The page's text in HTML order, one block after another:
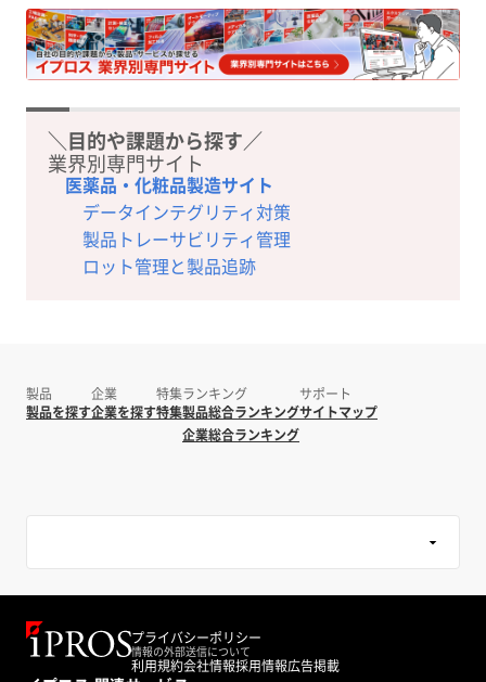
＼目的や課題から探す／
業界別専門サイト
医薬品・化粧品製造サイト
データインテグリティ対策
製品トレーサビリティ管理
ロット管理と製品追跡
製品
製品を探す
企業
企業を探す
特集
特集
ランキング
製品総合ランキング
企業総合ランキング
サポート
サイトマップ
プライバシーポリシー
情報の外部送信について
利用規約会社情報採用情報広告掲載